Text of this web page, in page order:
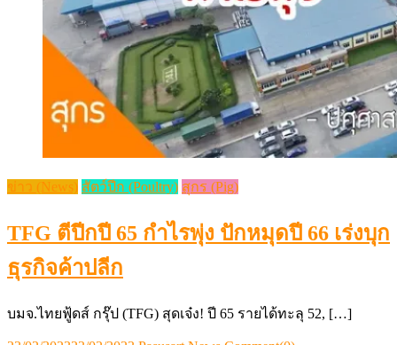
ข่าว (News) สัตว์ปีก (Poultry) สุกร (Pig)
TFG ตีปีกปี 65 กำไรพุ่ง ปักหมุดปี 66 เร่งบุก
ธุรกิจค้าปลีก
บมจ.ไทยฟู้ดส์ กรุ๊ป (TFG) สุดเจ๋ง! ปี 65 รายได้ทะลุ 52, […]